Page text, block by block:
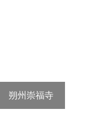
朔州崇福寺